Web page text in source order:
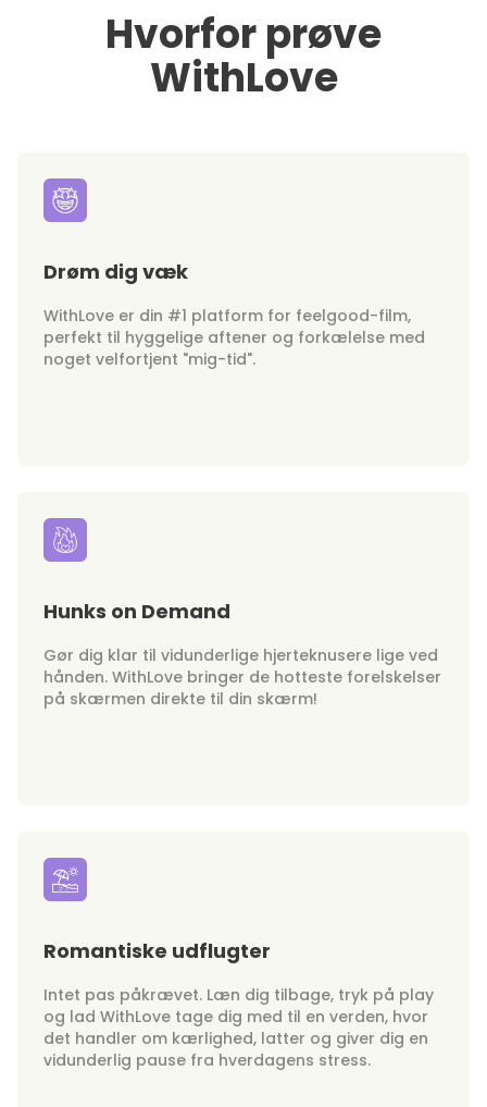
Hvorfor prøve
WithLove
Drøm dig væk
WithLove er din #1 platform for feelgood-film,
perfekt til hyggelige aftener og forkælelse med
noget velfortjent "mig-tid".
Hunks on Demand
Gør dig klar til vidunderlige hjerteknusere lige ved
hånden. WithLove bringer de hotteste forelskelser
på skærmen direkte til din skærm!
Romantiske udflugter
Intet pas påkrævet. Læn dig tilbage, tryk på play
og lad WithLove tage dig med til en verden, hvor
det handler om kærlighed, latter og giver dig en
vidunderlig pause fra hverdagens stress.